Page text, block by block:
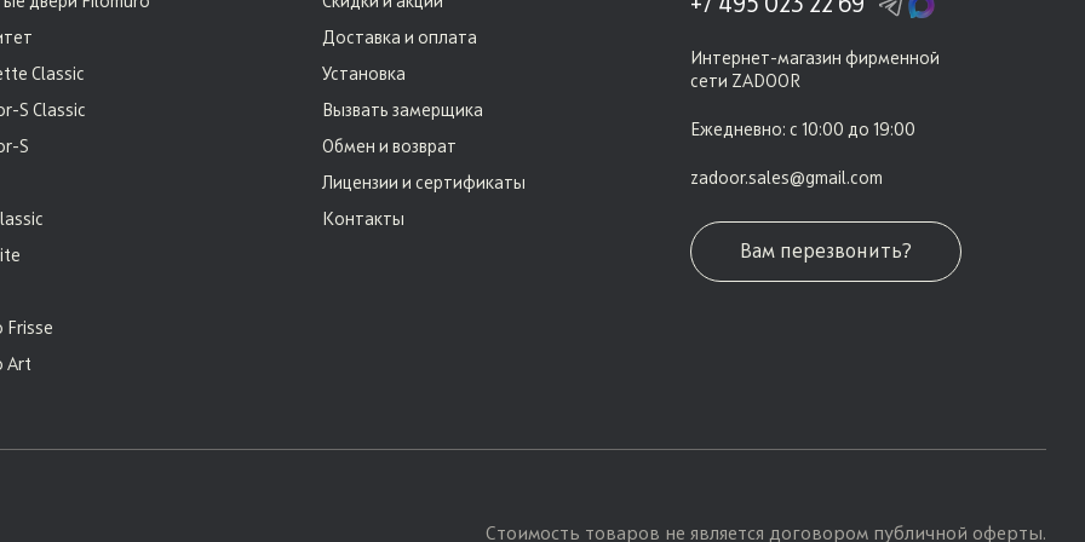
Classic
S Classic
S
Frisse
Art
Доставка и оплата
Установка
Вызвать замерщика
Обмен и возврат
Лицензии и сертификаты
Контакты
+7 495 023 22 69
Интернет-магазин фирменной
сети ZADOOR
Ежедневно: с 10:00 до 19:00
zadoor.sales@gmail.com
Вам перезвонить?
Стоимость товаров не является договором публичной оферты.